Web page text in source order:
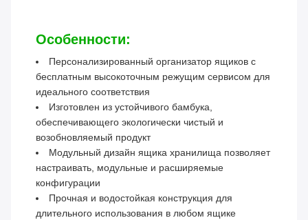
Особенности:
Персонализированный организатор ящиков с
бесплатным высокоточным режущим сервисом для
идеального соответствия
Изготовлен из устойчивого бамбука,
обеспечивающего экологически чистый и
возобновляемый продукт
Модульный дизайн ящика хранилища позволяет
настраивать, модульные и расширяемые
конфигурации
Прочная и водостойкая конструкция для
длительного использования в любом ящике